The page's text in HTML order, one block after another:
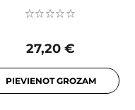
27,20 €
PIEVIENOT GROZAM